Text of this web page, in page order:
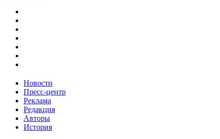
Новости
Пресс-центр
Реклама
Редакция
Авторы
История